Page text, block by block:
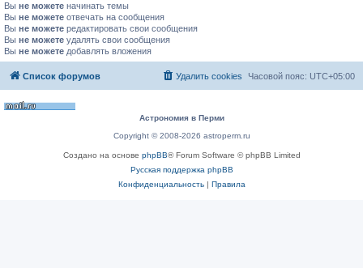
Вы не можете начинать темы
Вы не можете отвечать на сообщения
Вы не можете редактировать свои сообщения
Вы не можете удалять свои сообщения
Вы не можете добавлять вложения
Список форумов Часовой пояс: UTC+05:00
Удалить cookies
Астрономия в Перми
Copyright © 2008-2026 astroperm.ru
Создано на основе phpBB® Forum Software © phpBB Limited
Русская поддержка phpBB
Конфиденциальность| Правила